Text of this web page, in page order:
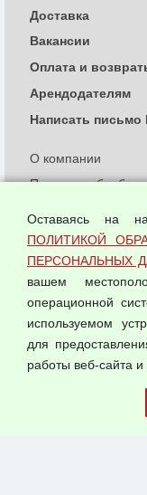
© 2026 ООО
О компании
Политика
Согласием на
Оферта оптовой
Публичная оферта
Доставка
Вакансии
Оплата и
Арендодателям
Написать письмо
Оставаясь на
ПОЛИТИКОЙ
ПЕРСОНАЛЬНЫХ
вашем
операционной
используемом
для
работы веб-сайта и